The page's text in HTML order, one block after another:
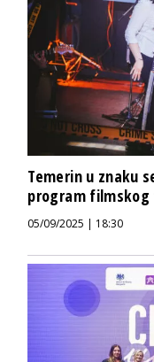
Temerin u znaku
program
05/09/2025 | 18:30